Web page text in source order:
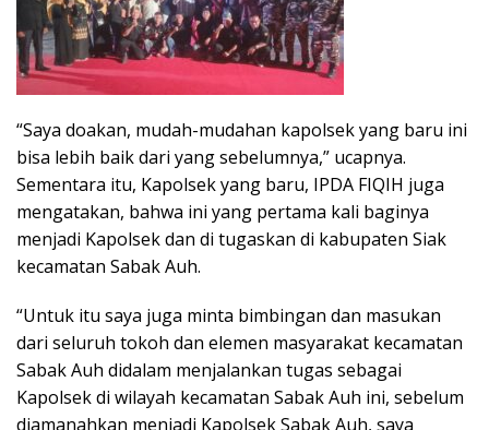
“Saya doakan, mudah-mudahan kapolsek yang baru ini
bisa lebih baik dari yang sebelumnya,” ucapnya.
Sementara itu, Kapolsek yang baru, IPDA FIQIH juga
mengatakan, bahwa ini yang pertama kali baginya
menjadi Kapolsek dan di tugaskan di kabupaten Siak
kecamatan Sabak Auh.
“Untuk itu saya juga minta bimbingan dan masukan
dari seluruh tokoh dan elemen masyarakat kecamatan
Sabak Auh didalam menjalankan tugas sebagai
Kapolsek di wilayah kecamatan Sabak Auh ini, sebelum
diamanahkan menjadi Kapolsek Sabak Auh, saya